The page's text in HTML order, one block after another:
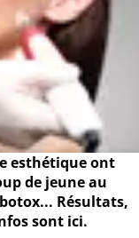
esthétique ont
de jeune au
Résultats,
sont ici.